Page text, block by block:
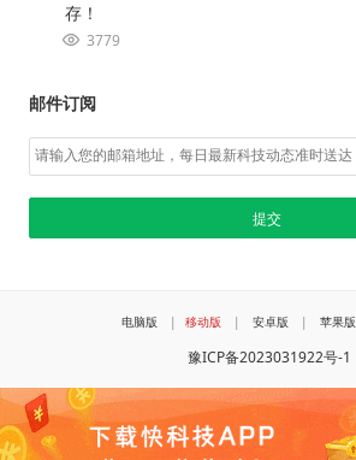
存！
3779
邮件订阅
电脑版 | 移动版 | 安卓版 | 苹果版
豫ICP备2023031922号-1